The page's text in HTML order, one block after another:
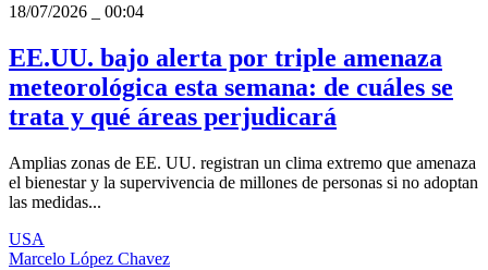
18/07/2026
00:04
EE.UU. bajo alerta por triple amenaza
meteorológica esta semana: de cuáles se
trata y qué áreas perjudicará
Amplias zonas de EE. UU. registran un clima extremo que amenaza
el bienestar y la supervivencia de millones de personas si no adoptan
las medidas...
USA
Marcelo López Chavez